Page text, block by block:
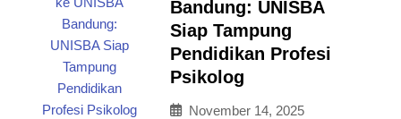
Bandung: UNISBA
Siap Tampung
Pendidikan Profesi
Psikolog
November 14, 2025